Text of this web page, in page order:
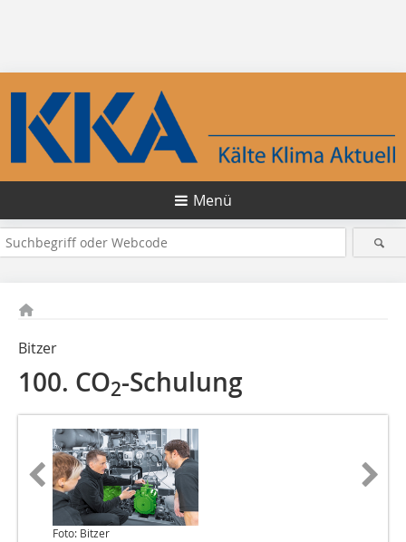
Menü
Bitzer
100. CO2-Schulung
Foto: Bitzer